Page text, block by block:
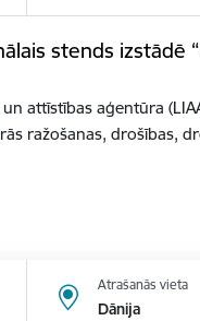
stends izstādē
attīstības aģentūra
ražošanas, drošības,
Atrašanās vieta
Dānija